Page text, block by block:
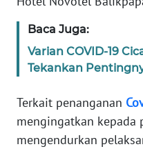
Baca Juga:
Varian COVID-19
Tekankan
Terkait penanganan
mengingatkan kepada
mengendurkan
KARIR
DISCLAIMER
News
Regional